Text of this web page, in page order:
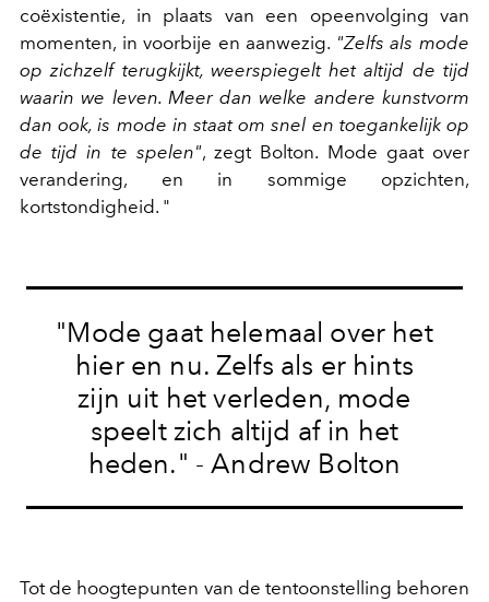
coëxistentie, in plaats van een opeenvolging van
momenten, in voorbije en aanwezig. "Zelfs als mode
op zichzelf terugkijkt, weerspiegelt het altijd de tijd
waarin we leven. Meer dan welke andere kunstvorm
dan ook, is mode in staat om snel en toegankelijk op
de tijd in te spelen", zegt Bolton. Mode gaat over
verandering, en in sommige opzichten,
kortstondigheid. "
"Mode gaat helemaal over het
hier en nu. Zelfs als er hints
zijn uit het verleden, mode
speelt zich altijd af in het
heden." - Andrew Bolton
Tot de hoogtepunten van de tentoonstelling behoren